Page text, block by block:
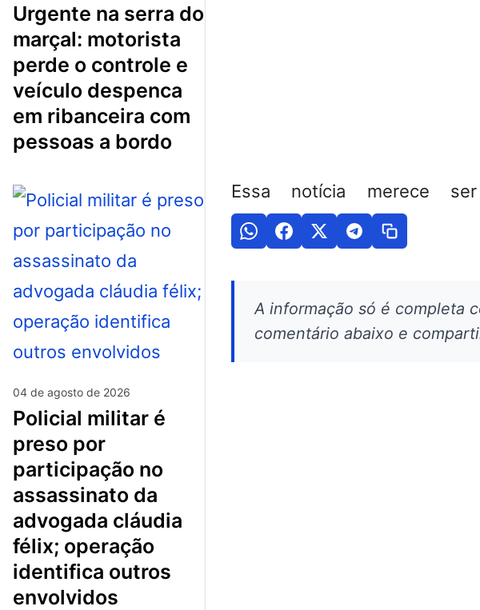
urgente na serra do
marçal: motorista
perde o controle e
veículo despenca
em ribanceira com
pessoas a bordo
04 de agosto de 2026
policial militar é
preso por
participação no
assassinato da
advogada cláudia
félix; operação
identifica outros
envolvidos
Essa notícia merece
A informação só é completa
comentário abaixo e